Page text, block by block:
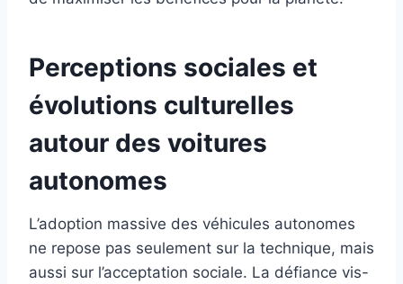
Perceptions sociales et
évolutions culturelles
autour des voitures
autonomes
L’adoption massive des véhicules autonomes
ne repose pas seulement sur la technique, mais
aussi sur l’acceptation sociale. La défiance vis-